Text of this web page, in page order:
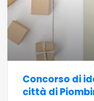
Concorso di
città di